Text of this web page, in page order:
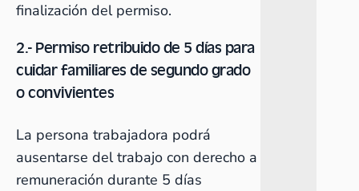
finalización del permiso.
2.- Permiso retribuido de 5 días para
cuidar familiares de segundo grado
o convivientes
La persona trabajadora podrá
ausentarse del trabajo con derecho a
remuneración durante 5 días